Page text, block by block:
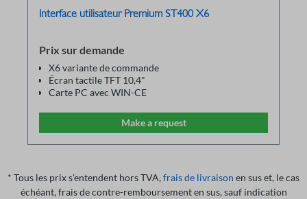
Interface utilisateur Premium ST400 X6
Prix sur demande
X6 variante de commande
Écran tactile TFT 10,4"
Carte PC avec WIN-CE
Compatible avec tous les appareils ST400
Make a request
* Tous les prix s'entendent hors TVA, frais de livraison en sus et, le cas
échéant, frais de contre-remboursement en sus, sauf indication